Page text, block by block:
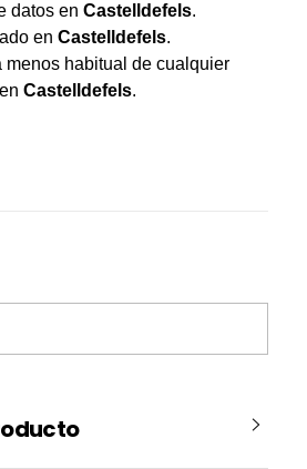
datos en Castelldefels.
en Castelldefels.
menos habitual de cualquier
Castelldefels.